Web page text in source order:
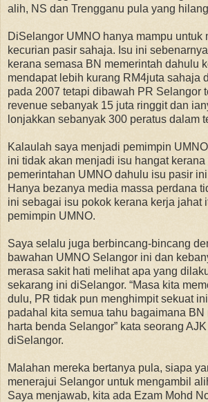
alih, NS dan Trengganu pula yang
DiSelangor UMNO hanya mampu untuk
kecurian pasir sahaja. Isu ini
kerana semasa BN memerintah dahulu
mendapat lebih kurang RM4juta sahaja
pada 2007 tetapi dibawah PR Selangor
revenue sebanyak 15 juta ringgit dan
lonjakkan sebanyak 300 peratus dalam
Kalaulah saya menjadi pemimpin
ini tidak akan menjadi isu hangat
pemerintahan UMNO dahulu isu pasir
Hanya bezanya media massa perdana
ini sebagai isu pokok kerana kerja jahat
pemimpin UMNO.
Saya selalu juga berbincang-bincang
bawahan UMNO Selangor ini dan
merasa sakit hati melihat apa yang
sekarang ini diSelangor. “Masa kita
dulu, PR tidak pun menghimpit sekuat
padahal kita semua tahu bagaimana
harta benda Selangor” kata seorang
diSelangor.
Malahan mereka bertanya pula, siapa
menerajui Selangor untuk mengambil
Saya menjawab, kita ada Ezam Mohd